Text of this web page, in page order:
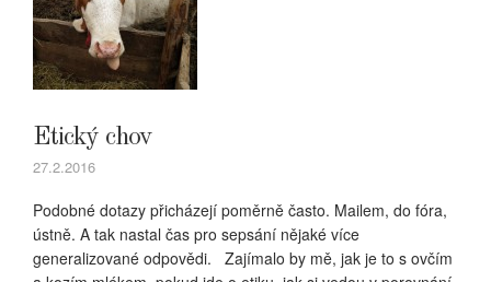
Etický chov
27.2.2016
Podobné dotazy přicházejí poměrně často. Mailem, do fóra,
ústně. A tak nastal čas pro sepsání nějaké více
generalizované odpovědi. Zajímalo by mě, jak je to s ovčím